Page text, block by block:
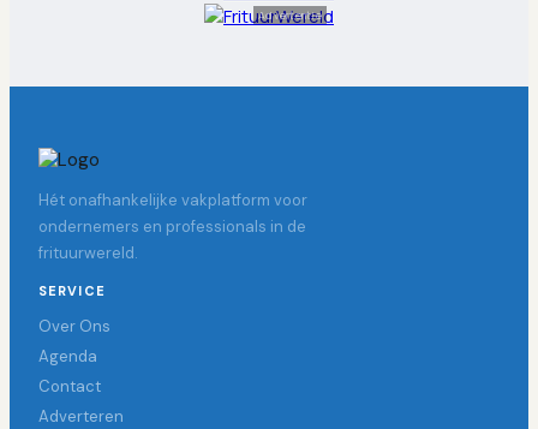
Advertentie
Hét onafhankelijke vakplatform voor
ondernemers en professionals in de
frituurwereld.
SERVICE
Over Ons
Agenda
Contact
Adverteren